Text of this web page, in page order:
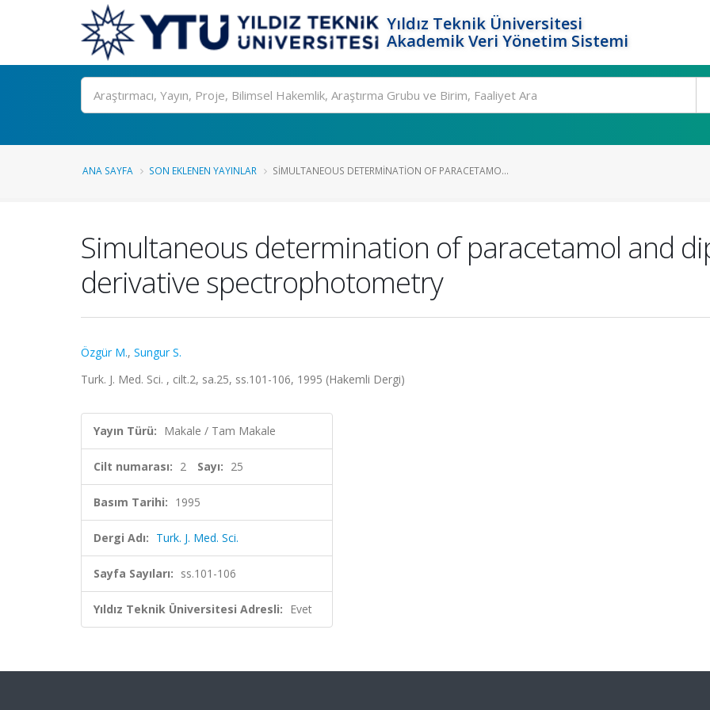
Yıldız Teknik Üniversitesi
Akademik Veri Yönetim Sistemi
Ara
ANA SAYFA SON EKLENEN YAYINLAR SIMULTANEOUS DETERMINATION OF PARACETAMO...
Simultaneous determination of paracetamol and
derivative spectrophotometry
Özgür M., Sungur S.
Turk. J. Med. Sci. , cilt.2, sa.25, ss.101-106, 1995 (Hakemli Dergi)
Yayın Türü: Makale / Tam Makale
Cilt numarası: 2 Sayı: 25
Basım Tarihi: 1995
Dergi Adı: Turk. J. Med. Sci.
Sayfa Sayıları: ss.101-106
Yıldız Teknik Üniversitesi Adresli: Evet